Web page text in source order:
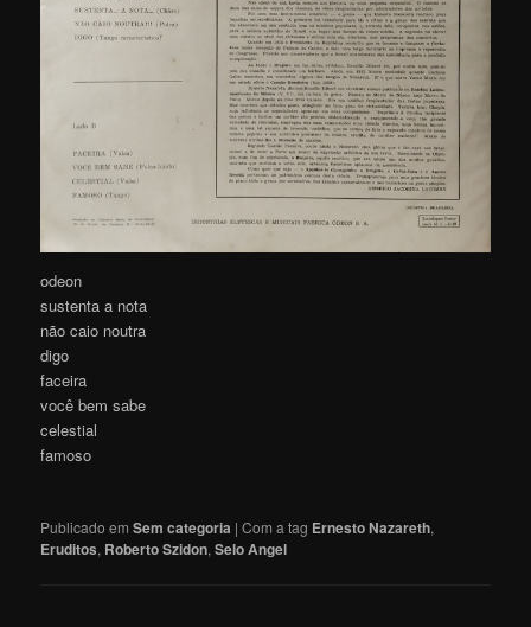
odeon
sustenta a nota
não caio noutra
digo
faceira
você bem sabe
celestial
famoso
Publicado em Sem categoria |Com a tag Ernesto Nazareth,
Eruditos, Roberto Szidon,Selo Angel